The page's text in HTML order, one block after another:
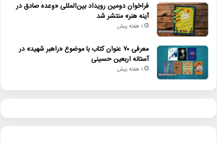
فراخوان دومین رویداد بین‌المللی «وعده صادق در
آینه هنر» منتشر شد
1 هفته پیش
معرفی ۷۰ عنوان کتاب با موضوع «راهبر شهید» در
آستانه اربعین حسینی
1 هفته پیش